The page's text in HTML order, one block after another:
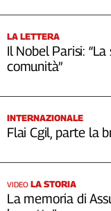
LA LETTERA
Il Nobel Parisi:
comunità”
INTERNAZIONALE
Flai Cgil, parte la
VIDEO LA STORIA
La memoria di